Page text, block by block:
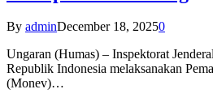
By adminDecember 18, 20250
Ungaran (Humas) – Inspektorat
Republik Indonesia melaksanakan
(Monev)…